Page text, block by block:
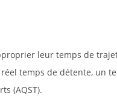
leur temps de
temps de détente, un
(AQST).